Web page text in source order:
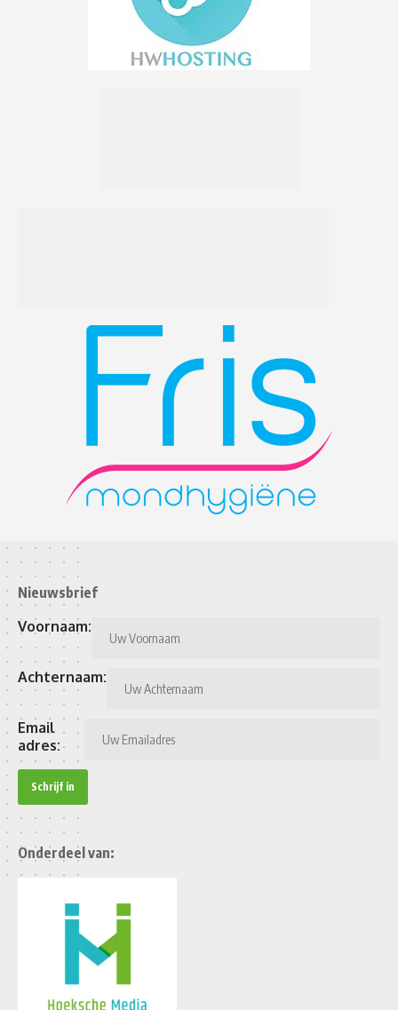
Nieuwsbrief
Voornaam:
Achternaam:
Email
adres:
Onderdeel van: